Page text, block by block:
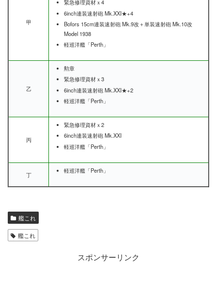
甲
緊急修理資材ｘ4
6inch連装速射砲 Mk.XXI★+4
Bofors 15cm連装速射砲 Mk.9改＋単装速射砲 Mk.10改
Model 1938
軽巡洋艦「Perth」
乙
勲章
緊急修理資材ｘ3
6inch連装速射砲 Mk.XXI★+2
軽巡洋艦「Perth」
丙
緊急修理資材ｘ2
6inch連装速射砲 Mk.XXI
軽巡洋艦「Perth」
丁
軽巡洋艦「Perth」
艦これ
艦これ
スポンサーリンク